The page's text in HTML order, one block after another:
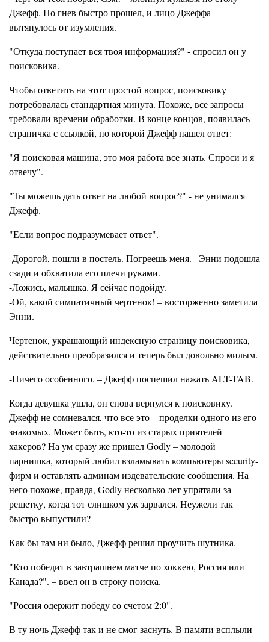
Джефф. Но гнев быстро прошел, и лицо Джеффа
вытянулось от изумления.
"Откуда поступает вся твоя информация?" - спросил он у
поисковика.
Чтобы ответить на этот простой вопрос, поисковику
потребовалась стандартная минута. Похоже, все запросы
требовали времени обработки. В конце концов, появилась
страничка с ссылкой, по которой Джефф нашел ответ:
"Я поисковая машина, это моя работа все знать. Спроси и я
отвечу".
"Ты можешь дать ответ на любой вопрос?" - не унимался
Джефф.
"Если вопрос подразумевает ответ".
-Дорогой, пошли в постель. Погреешь меня. –Энни подошла
сзади и обхватила его плечи руками.
-Ложись, малышка. Я сейчас подойду.
-Ой, какой симпатичный чертенок! – восторженно заметила
Энни.
Чертенок, украшающий индексную страницу поисковика,
действительно преобразился и теперь был довольно милым.
-Ничего особенного. – Джефф поспешил нажать ALT-TAB.
Когда девушка ушла, он снова вернулся к поисковику.
Джефф не сомневался, что все это – проделки одного из его
знакомых. Может быть, кто-то из старых приятелей
хакеров? На ум сразу же пришел Godly – молодой
парнишка, который любил взламывать компьютеры security-
фирм и оставлять админам издевательские сообщения. На
него похоже, правда, Godly несколько лет упрятали за
решетку, когда тот слишком уж зарвался. Неужели так
быстро выпустили?
Как бы там ни было, Джефф решил проучить шутника.
"Кто победит в завтрашнем матче по хоккею, Россия или
Канада?". – ввел он в строку поиска.
"Россия одержит победу со счетом 2:0".
В ту ночь Джефф так и не смог заснуть. В памяти всплыли